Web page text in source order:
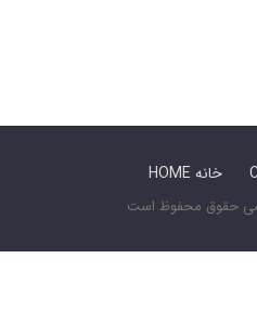
HOME خانه